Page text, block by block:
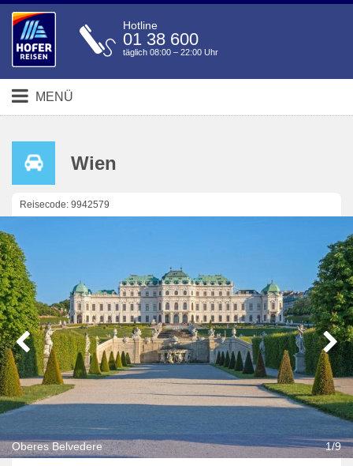
Hotline
01 38 600
täglich 08:00 – 22:00 Uhr
MENÜ
Wien
Reisecode: 9942579
Oberes Belvedere 1/9